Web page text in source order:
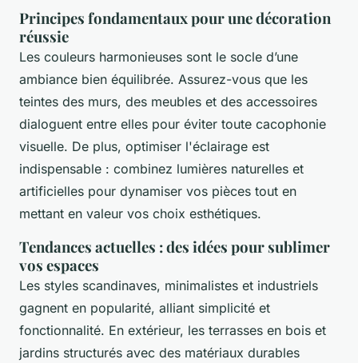
Principes fondamentaux pour une décoration
réussie
Les couleurs harmonieuses sont le socle d’une
ambiance bien équilibrée. Assurez-vous que les
teintes des murs, des meubles et des accessoires
dialoguent entre elles pour éviter toute cacophonie
visuelle. De plus, optimiser l'éclairage est
indispensable : combinez lumières naturelles et
artificielles pour dynamiser vos pièces tout en
mettant en valeur vos choix esthétiques.
Tendances actuelles : des idées pour sublimer
vos espaces
Les styles scandinaves, minimalistes et industriels
gagnent en popularité, alliant simplicité et
fonctionnalité. En extérieur, les terrasses en bois et
jardins structurés avec des matériaux durables